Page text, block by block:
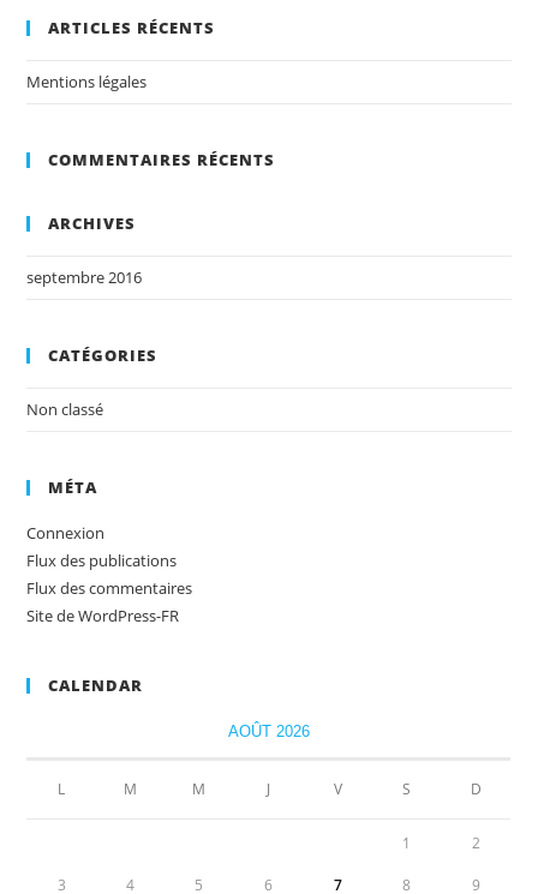
ARTICLES RÉCENTS
Mentions légales
COMMENTAIRES RÉCENTS
ARCHIVES
septembre 2016
CATÉGORIES
Non classé
MÉTA
Connexion
Flux des publications
Flux des commentaires
Site de WordPress-FR
CALENDAR
AOÛT 2026
L M M J V S D
1 2
3 4 5 6 7 8 9